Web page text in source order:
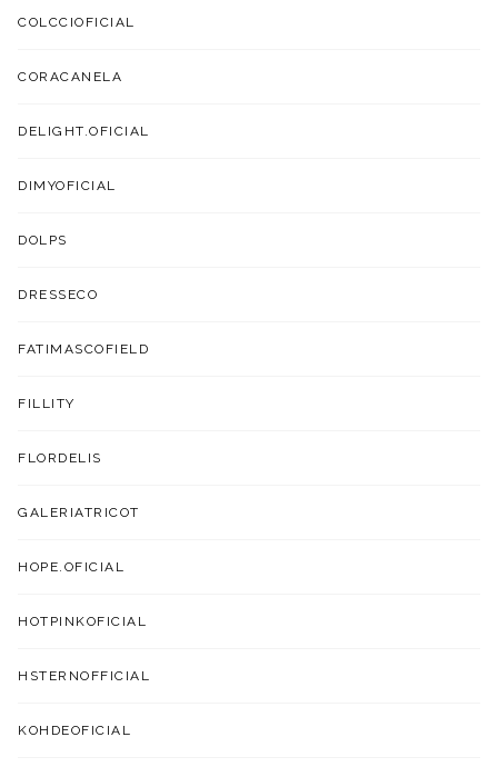
COLCCIOFICIAL
CORACANELA
DELIGHT.OFICIAL
DIMYOFICIAL
DOLPS
DRESSECO
FATIMASCOFIELD
FILLITY
FLORDELIS
GALERIATRICOT
HOPE.OFICIAL
HOTPINKOFICIAL
HSTERNOFFICIAL
KOHDEOFICIAL